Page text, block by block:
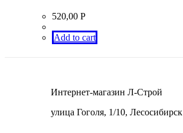
520,00 Р
Add to cart
Интернет-магазин Л-Строй
улица Гоголя, 1/10, Лесосибирск